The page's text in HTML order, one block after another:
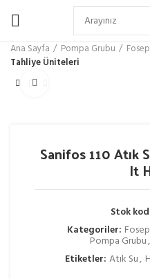
Ana Sayfa Pompa Grubu
Tahliye Üniteleri
Sanifos 110 Atık
lt
Stok
Kategoriler:
Pompa Grubu,
Etiketler: Atık Su,